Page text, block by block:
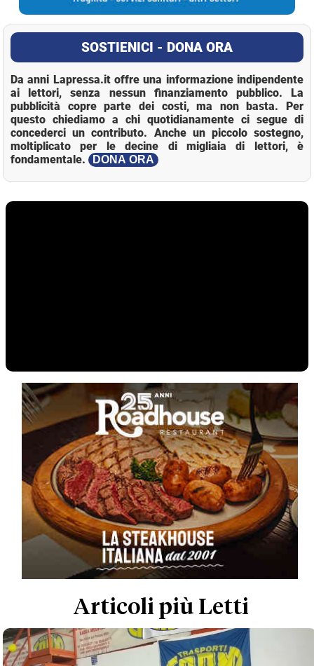
SOSTIENICI - DONA ORA
Da anni Lapressa.it offre una informazione indipendente
ai lettori, senza nessun finanziamento pubblico. La
pubblicità copre parte dei costi, ma non basta. Per
questo chiediamo a chi quotidianamente ci segue di
concederci un contributo. Anche un piccolo sostegno,
moltiplicato per le decine di migliaia di lettori, è
fondamentale.
DONA ORA
Articoli più Letti